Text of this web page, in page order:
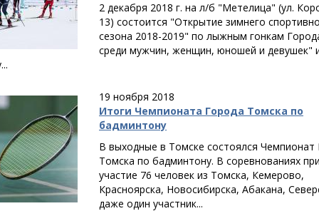
2 декабря 2018 г. на л/б "Метелица" (ул.
13) состоится "Открытие зимнего
сезона 2018-2019" по лыжным гонкам
среди мужчин, женщин, юношей и девушек"
19 ноября 2018
Итоги Чемпионата Города Томска по
бадминтону
В выходные в Томске состоялся Чемпионат
Томска по бадминтону. В соревнованиях
участие 76 человек из Томска, Кемерово,
Красноярска, Новосибирска, Абакана,
даже один участник...